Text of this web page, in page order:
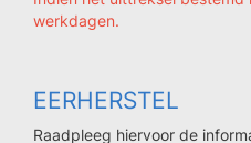
werkdagen.
EERHERSTEL
Raadpleeg hiervoor de